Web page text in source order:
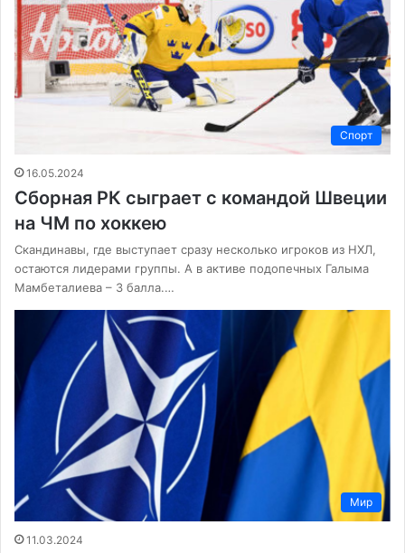
Спорт
16.05.2024
Сборная РК сыграет с командой Швеции
на ЧМ по хоккею
Скандинавы, где выступает сразу несколько игроков из НХЛ,
остаются лидерами группы. А в активе подопечных Галыма
Мамбеталиева – 3 балла.…
Мир
11.03.2024